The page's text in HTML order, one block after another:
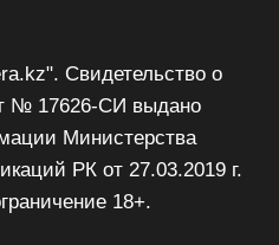
Свидетельство о
№ 17626-СИ выдано
Министерства
РК от 27.03.2019 г.
18+.